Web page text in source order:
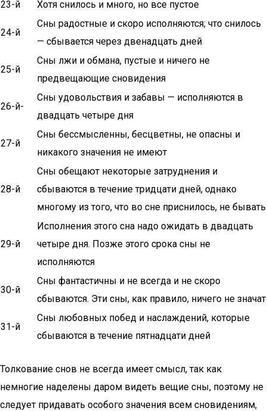
23-й
Хотя снилось и много, но все пустое
24-й
Сны радостные и скоро исполняются; что снилось
— сбывается через двенадцать дней
25-й
Сны лжи и обмана, пустые и ничего не
предвещающие сновидения
26-й-
Сны удовольствия и забавы — исполняются в
двадцать четыре дня
27-й
Сны бессмысленны, бесцветны, не опасны и
никакого значения не имеют
28-й
Сны обещают некоторые затруднения и
сбываются в течение тридцати дней, однако
многому из того, что во сне приснилось, не бывать
29-й
Исполнения этого сна надо ожидать в двадцать
четыре дня. Позже этого срока сны не
исполняются
30-й
Сны фантастичны и не всегда и не скоро
сбываются. Эти сны, как правило, ничего не значат
31-й
Сны любовных побед и наслаждений, которые
сбываются в течение пятнадцати дней
Толкование снов не всегда имеет смысл, так как
немногие наделены даром видеть вещие сны, поэтому не
следует придавать особого значения всем сновидениям,